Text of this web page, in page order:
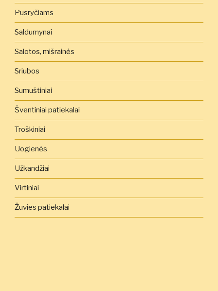
Pusryčiams
Saldumynai
Salotos, mišrainės
Sriubos
Sumuštiniai
Šventiniai patiekalai
Troškiniai
Uogienės
Užkandžiai
Virtiniai
Žuvies patiekalai